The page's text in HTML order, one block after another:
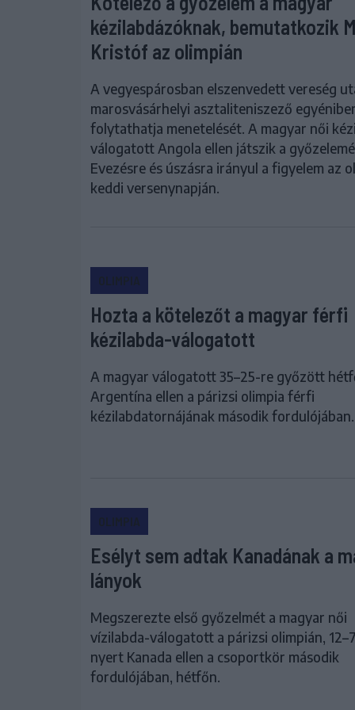
kézilabdázóknak, bemutatkozik
Kristóf az olimpián
A vegyespárosban elszenvedett vereség
marosvásárhelyi asztaliteniszező
folytathatja menetelését. A magyar női
válogatott Angola ellen játszik a
Evezésre és úszásra irányul a figyelem az
keddi versenynapján.
OLIMPIA
Hozta a kötelezőt a magyar férfi
kézilabda-válogatott
A magyar válogatott 35–25-re győzött
Argentína ellen a párizsi olimpia férfi
kézilabdatornájának második fordulójában.
OLIMPIA
Esélyt sem adtak Kanadának a
lányok
Megszerezte első győzelmét a magyar női
vízilabda-válogatott a párizsi olimpián,
nyert Kanada ellen a csoportkör második
fordulójában, hétfőn.